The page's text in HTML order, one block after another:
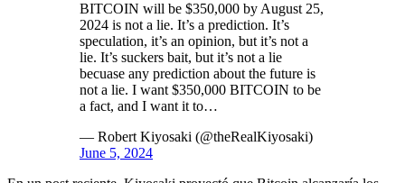
BITCOIN will be $350,000 by August 25,
2024 is not a lie. It’s a prediction. It’s
speculation, it’s an opinion, but it’s not a
lie. It’s suckers bait, but it’s not a lie
becuase any prediction about the future is
not a lie. I want $350,000 BITCOIN to be
a fact, and I want it to…
— Robert Kiyosaki (@theRealKiyosaki)
June 5, 2024